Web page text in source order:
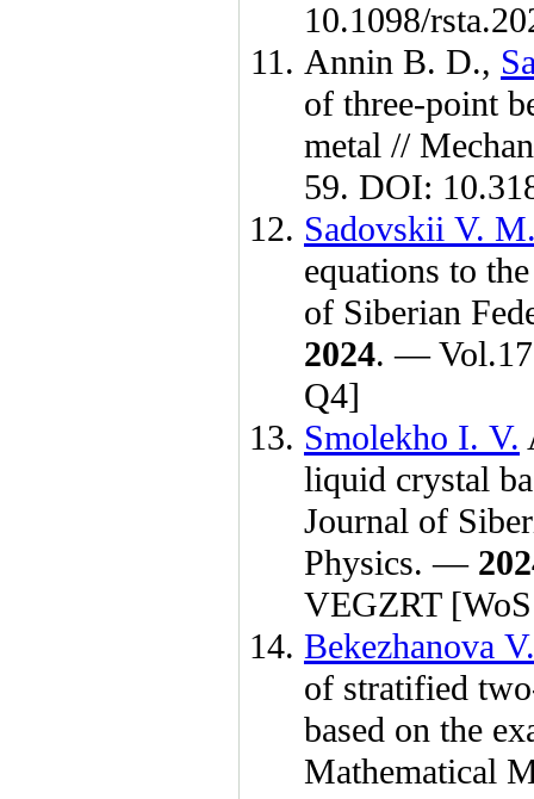
10.1098/
Annin B. D.,
of three-point
metal //
59. DOI:
Sadovskii V.
equations to
of Siberian
2024. —
Q4]
Smolekho I. V.
liquid crystal
Journal of
Physics. —
VEGZRT
Bekezhanova
of stratified
based on the
Mathematical